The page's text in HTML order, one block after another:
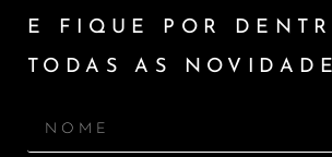
E FIQUE POR
TODAS AS